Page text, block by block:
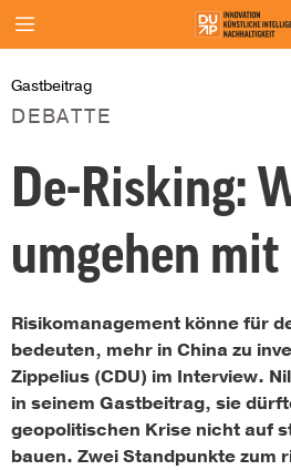
Gastbeitrag
DEBATTE
De-Risking:
umgehen mit
Risikomanagement könne für
bedeuten, mehr in China zu
Zippelius (CDU) im Interview.
in seinem Gastbeitrag, sie
geopolitischen Krise nicht auf
bauen. Zwei Standpunkte zum